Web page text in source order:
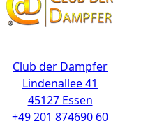
Club der Dampfer
Lindenallee 41
45127 Essen
+49 201 874690 60